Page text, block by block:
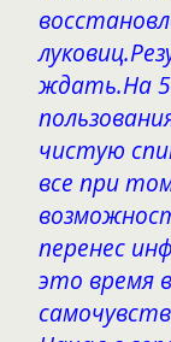
ждать.На
чистую
все при
перенес
это время